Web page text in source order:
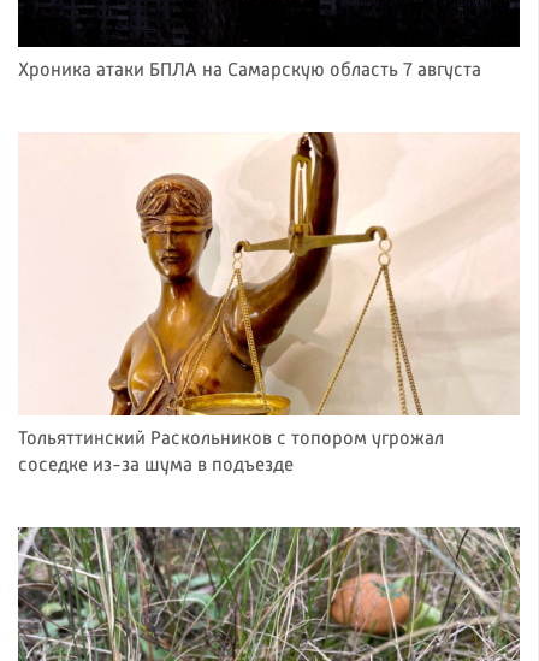
Хроника атаки БПЛА на Самарскую область 7 августа
Тольяттинский Раскольников с топором угрожал
соседке из-за шума в подъезде